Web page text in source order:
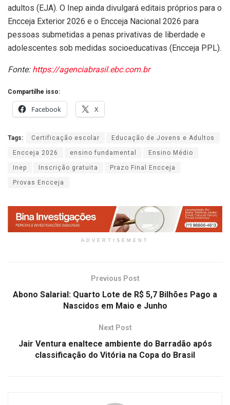
adultos (EJA). O Inep ainda divulgará editais próprios para o
Encceja Exterior 2026 e o Encceja Nacional 2026 para
pessoas submetidas a penas privativas de liberdade e
adolescentes sob medidas socioeducativas (Encceja PPL).
Fonte: https://agenciabrasil.ebc.com.br
Compartilhe isso:
Facebook X
Tags: Certificação escolar Educação de Jovens e Adultos
Encceja 2026 ensino fundamental Ensino Médio
Inep Inscrição gratuita Prazo Final Encceja
Provas Encceja
ADVERTISEMENT
Previous Post
Abono Salarial: Quarto Lote de R$ 5,7 Bilhões Pago a
Nascidos em Maio e Junho
Next Post
Jair Ventura enaltece ambiente do Barradão após
classificação do Vitória na Copa do Brasil